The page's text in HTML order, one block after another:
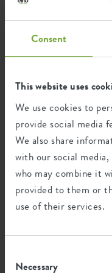
Consent
This website uses
We use cookies to
provide social media
We also share
with our social
who may combine it
provided to them or
use of their services.
Selection
Necessary
Deze schotel is -
kunststof en zijn
duurzaam. Het
een klein reservoir op
jij met een gerust hart
tegelijkertijd bijdragen
Trous de perceuse
Preuve de conteneur
EAN
SKUCertifications